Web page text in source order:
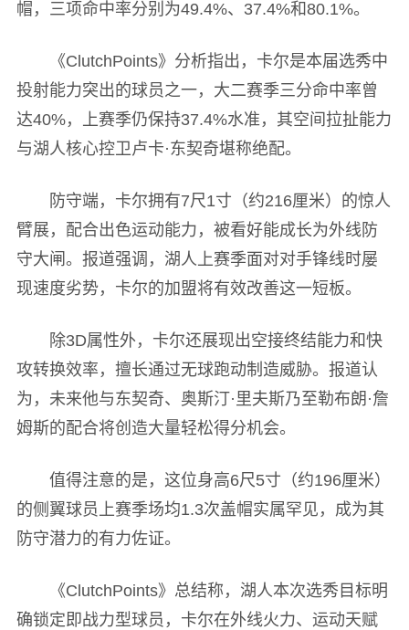
帽，三项命中率分别为49.4%、37.4%和80.1%。
《ClutchPoints》分析指出，卡尔是本届选秀中
投射能力突出的球员之一，大二赛季三分命中率曾
达40%，上赛季仍保持37.4%水准，其空间拉扯能力
与湖人核心控卫卢卡·东契奇堪称绝配。
防守端，卡尔拥有7尺1寸（约216厘米）的惊人
臂展，配合出色运动能力，被看好能成长为外线防
守大闸。报道强调，湖人上赛季面对对手锋线时屡
现速度劣势，卡尔的加盟将有效改善这一短板。
除3D属性外，卡尔还展现出空接终结能力和快
攻转换效率，擅长通过无球跑动制造威胁。报道认
为，未来他与东契奇、奥斯汀·里夫斯乃至勒布朗·詹
姆斯的配合将创造大量轻松得分机会。
值得注意的是，这位身高6尺5寸（约196厘米）
的侧翼球员上赛季场均1.3次盖帽实属罕见，成为其
防守潜力的有力佐证。
《ClutchPoints》总结称，湖人本次选秀目标明
确锁定即战力型球员，卡尔在外线火力、运动天赋